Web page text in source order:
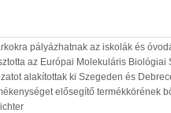
pályázhatnak az iskolák és
az Európai Molekuláris Biológiai
alakítottak ki Szegeden és
elősegítő termékkörének